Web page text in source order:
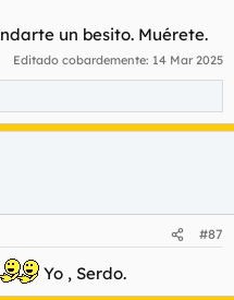
un besito. Muérete.
Editado cobardemente: 14 Mar 2025
#87
Yo , Serdo.